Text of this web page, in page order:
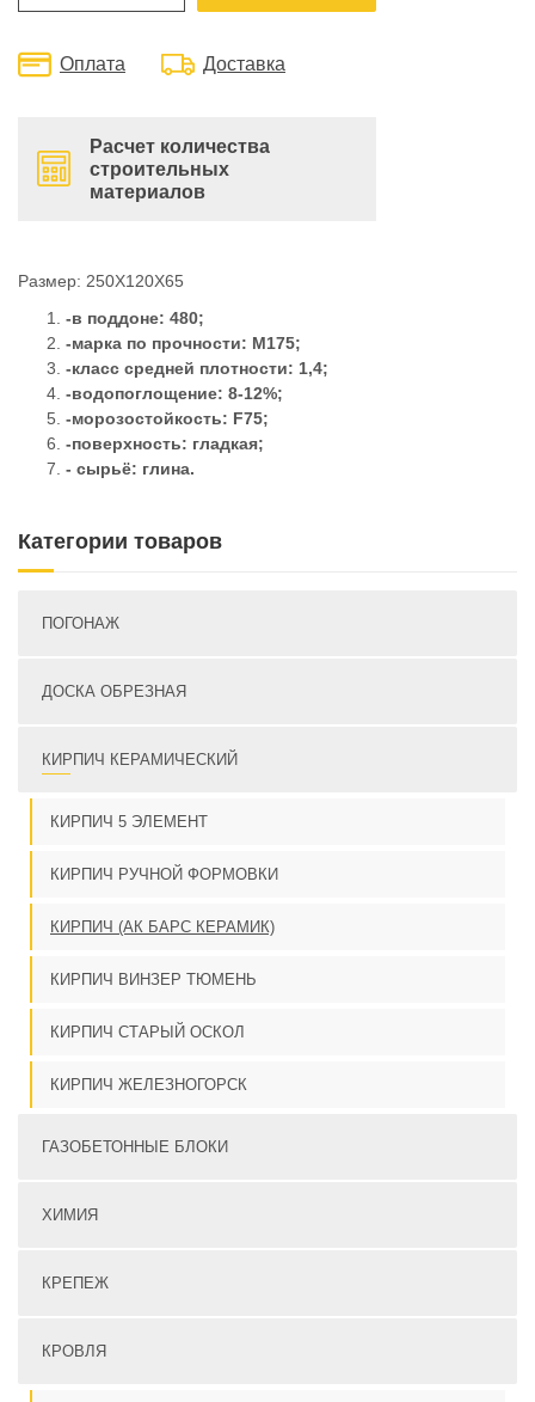
Оплата Доставка
Расчет количества
строительных
материалов
Размер: 250Х120Х65
-в поддоне: 480;
-марка по прочности: М175;
-класс средней плотности: 1,4;
-водопоглощение: 8-12%;
-морозостойкость: F75;
-поверхность: гладкая;
- сырьё: глина.
Категории товаров
ПОГОНАЖ
ДОСКА ОБРЕЗНАЯ
КИРПИЧ КЕРАМИЧЕСКИЙ
КИРПИЧ 5 ЭЛЕМЕНТ
КИРПИЧ РУЧНОЙ ФОРМОВКИ
КИРПИЧ (АК БАРС КЕРАМИК)
КИРПИЧ ВИНЗЕР ТЮМЕНЬ
КИРПИЧ СТАРЫЙ ОСКОЛ
КИРПИЧ ЖЕЛЕЗНОГОРСК
ГАЗОБЕТОННЫЕ БЛОКИ
ХИМИЯ
КРЕПЕЖ
КРОВЛЯ